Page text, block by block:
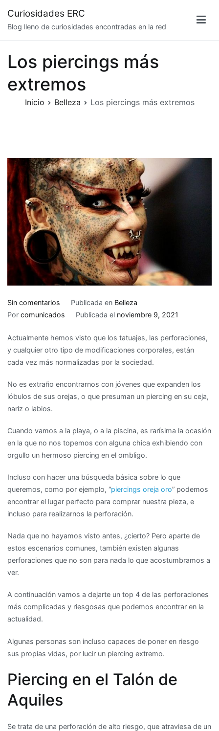
contenido
Curiosidades ERC
Blog lleno de curiosidades encontradas en la red
Los piercings más
extremos
Inicio Belleza Los piercings más extremos
Sin comentarios
Los
más
extremos
Publicada en Belleza
Por comunicados Publicada el noviembre 9, 2021
Actualmente hemos visto que los tatuajes, las perforaciones,
y cualquier otro tipo de modificaciones corporales, están
cada vez más normalizadas por la sociedad.
No es extraño encontrarnos con jóvenes que expanden los
lóbulos de sus orejas, o que presuman un piercing en su ceja,
nariz o labios.
Cuando vamos a la playa, o a la piscina, es rarísima la ocasión
en la que no nos topemos con alguna chica exhibiendo con
orgullo un hermoso piercing en el ombligo.
Incluso con hacer una búsqueda básica sobre lo que
queremos, como por ejemplo, “piercings oreja oro” podemos
encontrar el lugar perfecto para comprar nuestra pieza, e
incluso para realizarnos la perforación.
Nada que no hayamos visto antes, ¿cierto? Pero aparte de
estos escenarios comunes, también existen algunas
perforaciones que no son para nada lo que acostumbramos a
ver.
A continuación vamos a dejarte un top 4 de las perforaciones
más complicadas y riesgosas que podemos encontrar en la
actualidad.
Algunas personas son incluso capaces de poner en riesgo
sus propias vidas, por lucir un piercing extremo.
Piercing en el Talón de
Aquiles
Se trata de una perforación de alto riesgo, que atraviesa de un